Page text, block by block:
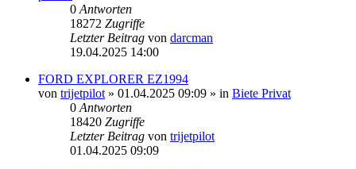
0 Antworten
18272 Zugriffe
Letzter Beitrag von darcman
19.04.2025 14:00
FORD EXPLORER EZ1994
von trijetpilot » 01.04.2025 09:09 » in Biete Privat
0 Antworten
18420 Zugriffe
Letzter Beitrag von trijetpilot
01.04.2025 09:09